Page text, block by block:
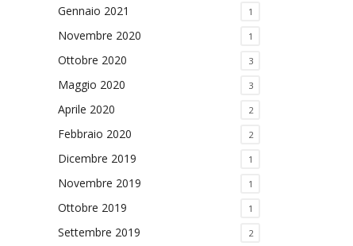
Gennaio 2021 1
Novembre 2020 1
Ottobre 2020 3
Maggio 2020 3
Aprile 2020 2
Febbraio 2020 2
Dicembre 2019 1
Novembre 2019 1
Ottobre 2019 1
Settembre 2019 2